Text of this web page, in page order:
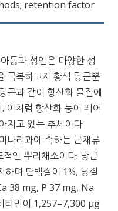
retention factor
동과 성인은 다양한 성
극복하고자 황색 당근뿐
근과 같이 항산화 물질에
이처럼 항산화 능이 뛰어
지고 있는 추세이다
나리과에 속하는 근채류
인 뿌리채소이다. 당근
하며 단백질이 1%, 당질
38 mg, P 37 mg, Na
타민이 1,257–7,300 μg